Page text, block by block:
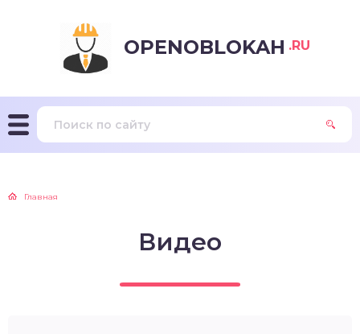
OPENOBLOKAH .RU
Главная
Видео